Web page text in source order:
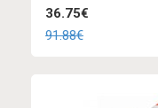
36.75€
91.88€